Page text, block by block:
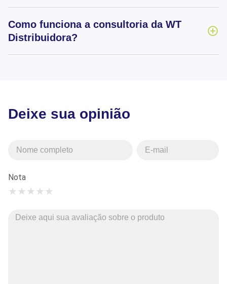
Como funciona a consultoria da WT
Distribuidora?
Deixe sua opinião
Nota
★
★
★
★
★